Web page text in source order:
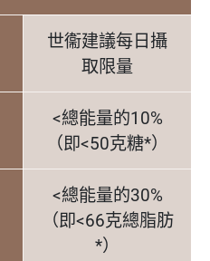
世衞建議每日攝
取限量
<總能量的10%
（即<50克糖*）
<總能量的30%
（即<66克總脂肪
*）